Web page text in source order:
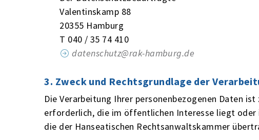
Valentinskamp 88
20355 Hamburg
T 040 / 35 74 410
datenschutz@rak-hamburg.de
3. Zweck und Rechtsgrundlage der
Die Verarbeitung Ihrer personenbezogenen Daten
erforderlich, die im öffentlichen Interesse liegt
die der Hanseatischen Rechtsanwaltskammer